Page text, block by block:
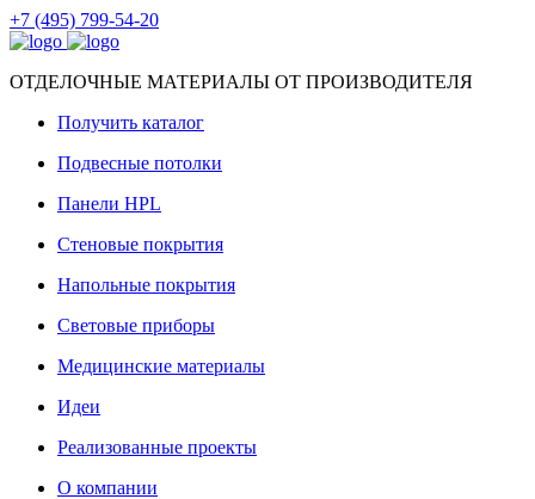
+7 (495) 799-54-20
ОТДЕЛОЧНЫЕ МАТЕРИАЛЫ ОТ ПРОИЗВОДИТЕЛЯ
Получить каталог
Подвесные потолки
Панели HPL
Стеновые покрытия
Напольные покрытия
Световые приборы
Медицинские материалы
Идеи
Реализованные проекты
О компании